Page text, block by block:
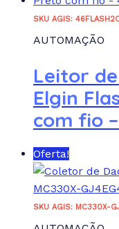
SKU AGIS:
AUTOMAÇÃO
Leitor
Elgin
com fio
Oferta!
SKU AGIS: MC330X-